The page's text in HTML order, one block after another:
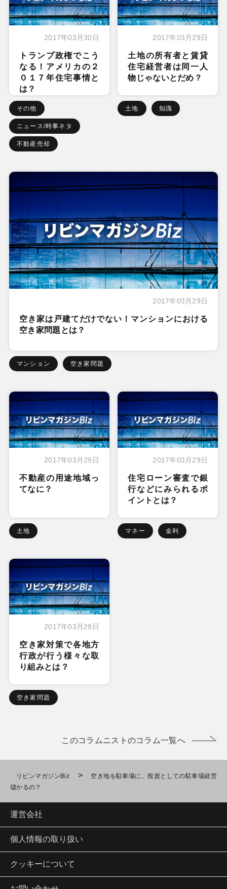
2017年03月30日
トランプ政権でこう
なる！アメリカの２
０１７年住宅事情と
は？
その他
ニュース/時事ネタ
不動産売却
2017年03月29日
土地の所有者と賃貸
住宅経営者は同一人
物じゃないとだめ？
土地 知識
2017年03月29日
空き家は戸建てだけでない！マンションにおける
空き家問題とは？
マンション 空き家問題
2017年03月29日
不動産の用途地域っ
てなに？
土地
2017年03月29日
住宅ローン審査で銀
行などにみられるポ
イントとは？
マネー 金利
2017年03月29日
空き家対策で各地方
行政が行う様々な取
り組みとは？
空き家問題
このコラムニストのコラム一覧へ
リビンマガジンBiz >
空き地を駐車場に。投資としての駐車場経営
儲かるの？
運営会社
個人情報の取り扱い
クッキーについて